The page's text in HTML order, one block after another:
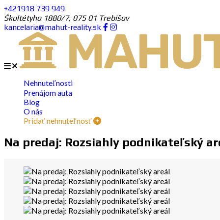
+421918 739 949
Škultétyho 1880/7, 075 01 Trebišov
kancelaria@mahut-reality.sk
Nehnuteľnosti
Prenájom auta
Blog
O nás
Pridať nehnuteľnosť
Na predaj: Rozsiahly podnikateľský